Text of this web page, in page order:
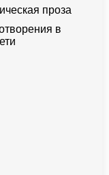
проза
в